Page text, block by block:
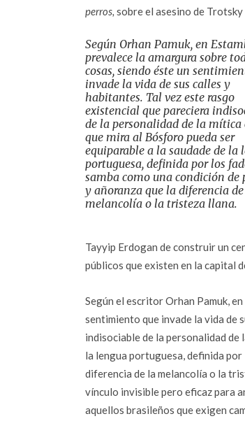
perros, sobre el asesino de
Según Orhan Pamuk, en
prevalece la amargura sobre
cosas, siendo éste un
invade la vida de sus calles y
habitantes. Tal vez este rasgo
existencial que pareciera
de la personalidad de la mítica
que mira al Bósforo pueda ser
equiparable a la saudade de la
portuguesa, definida por los
samba como una condición de
y añoranza que la diferencia
melancolía o la tristeza llana.
Tayyip Erdogan de construir un
públicos que existen en la capital
Según el escritor Orhan Pamuk,
sentimiento que invade la vida de
indisociable de la personalidad de
la lengua portuguesa, definida por
diferencia de la melancolía o la
vínculo invisible pero eficaz para
aquellos brasileños que exigen